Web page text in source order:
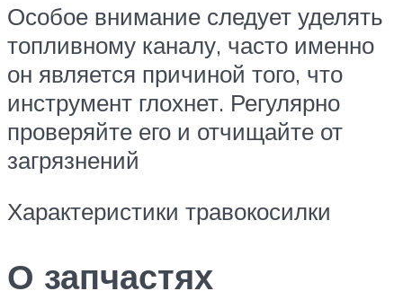
Особое внимание следует уделять
топливному каналу, часто именно
он является причиной того, что
инструмент глохнет. Регулярно
проверяйте его и отчищайте от
загрязнений
Характеристики травокосилки
О запчастях